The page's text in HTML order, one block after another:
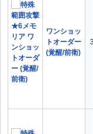
ワンショッ
トオーダー
(覚醒/前衛)